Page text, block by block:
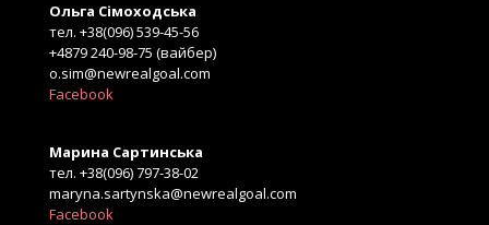
Ольга Сімоходська
тел. +38(096) 539-45-56
+4879 240-98-75 (вайбер)
o.sim@newrealgoal.com
Facebook
Марина Сартинська
тел. +38(096) 797-38-02
maryna.sartynska@newrealgoal.com
Facebook